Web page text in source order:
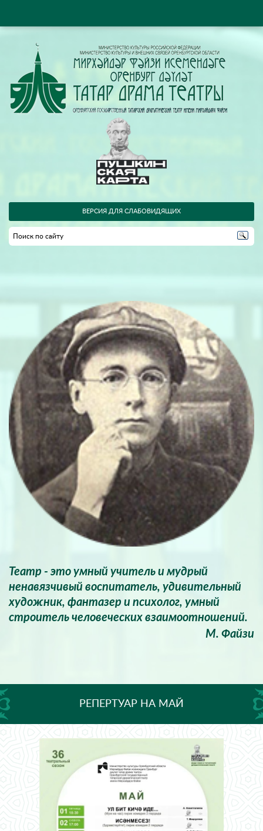
ВЕРСИЯ ДЛЯ СЛАБОВИДЯЩИХ
Театр - это умный учитель и мудрый
ненавязчивый воспитатель, удивительный
художник, фантазер и психолог, умный
строитель человеческих взаимоотношений.
М. Файзи
РЕПЕРТУАР НА МАЙ